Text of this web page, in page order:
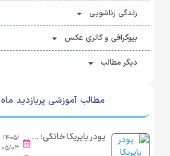
زندگی زناشویی
بیوگرافی و گالری عکس
دیگر مطالب
مطالب آموزشی پربازدید ماه
پودر پاپریکا خانگی؛ راز رنگ و عطر بی نظیر در آشپزخانه
۱۴۰۵/
۰۵/۰۳